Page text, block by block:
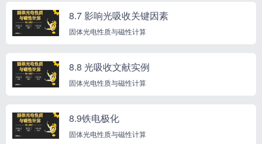
8.7 影响光吸收关键因素
固体光电性质与磁性计算
8.8 光吸收文献实例
固体光电性质与磁性计算
8.9铁电极化
固体光电性质与磁性计算